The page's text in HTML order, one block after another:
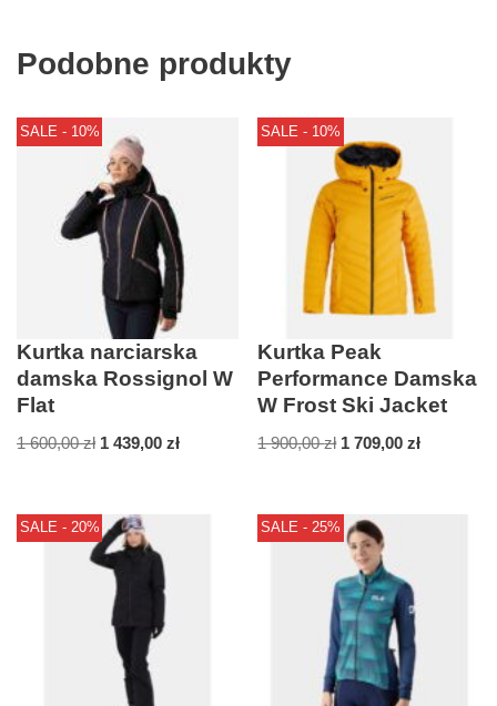
Podobne produkty
SALE - 10%
Kurtka narciarska
damska Rossignol W
Flat
1 600,00zł 1 439,00 zł
SALE - 10%
Kurtka Peak
Performance Damska
W Frost Ski Jacket
1 900,00zł 1 709,00zł
SALE - 20% SALE - 25%